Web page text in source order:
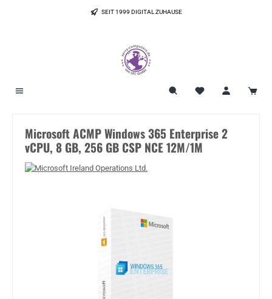
SEIT 1999 DIGITAL ZUHAUSE
Microsoft ACMP Windows 365 Enterprise 2
vCPU, 8 GB, 256 GB CSP NCE 12M/1M